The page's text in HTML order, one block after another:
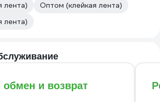
лента)
Оптом (клейкая лента)
лента)
обмен и возврат